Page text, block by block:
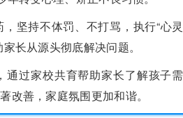
坚持不体罚、不打骂，执行“心灵
长从源头彻底解决问题。
过家校共育帮助家长了解孩子需
改善，家庭氛围更加和谐。